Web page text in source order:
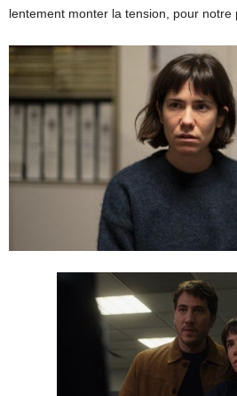
lentement monter la tension, pour notre